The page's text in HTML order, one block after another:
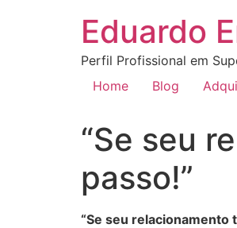
Eduardo
Perfil Profissional em
Home
Blog
“Se seu
passo!”
“Se seu relacionamento